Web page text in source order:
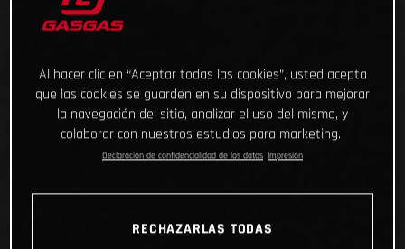
Al hacer clic en “Aceptar todas las cookies”, usted acepta
que las cookies se guarden en su dispositivo para mejorar
la navegación del sitio, analizar el uso del mismo, y
colaborar con nuestros estudios para marketing.
Declaración de confidencialidad de los datos Impresión
RECHAZARLAS TODAS